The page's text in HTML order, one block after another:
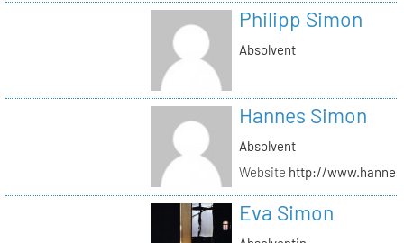
Philipp Simon
Absolvent
Hannes Simon
Absolvent
Website http://
Eva Simon